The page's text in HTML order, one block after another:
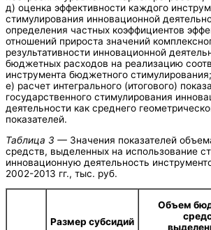
д) оценка эффективности каждого
стимулирования инновационной
определения частных коэффициентов
отношений прироста значений
результативности инновационной
бюджетных расходов на реализацию
инструмента бюджетного стимулирования;
е) расчет интегрального (итогового)
государственного стимулирования
деятельности как среднего
показателей.
Таблица 3 — Значения показателей
средств, выделенных на использование
инновационную деятельность
2002-2013 гг., тыс. руб.
Размер субсидий
Объем